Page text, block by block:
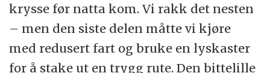
krysse før natta kom. Vi rakk det nesten
– men den siste delen måtte vi kjøre
med redusert fart og bruke en lyskaster
for å stake ut en trygg rute. Den bittelille